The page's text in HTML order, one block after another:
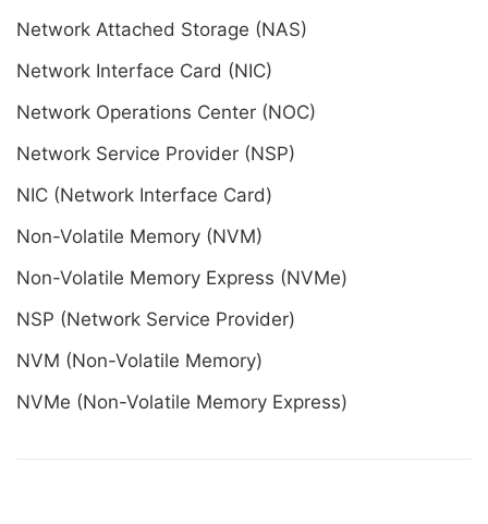
Network Attached Storage (NAS)
Network Interface Card (NIC)
Network Operations Center (NOC)
Network Service Provider (NSP)
NIC (Network Interface Card)
Non-Volatile Memory (NVM)
Non-Volatile Memory Express (NVMe)
NSP (Network Service Provider)
NVM (Non-Volatile Memory)
NVMe (Non-Volatile Memory Express)